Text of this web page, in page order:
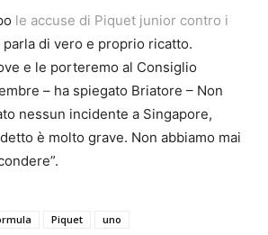
le accuse di Piquet junior contro i
parla di vero e proprio ricatto.
e le porteremo al Consiglio
– ha spiegato Briatore – Non
nessun incidente a Singapore,
è molto grave. Non abbiamo mai
Piquet uno